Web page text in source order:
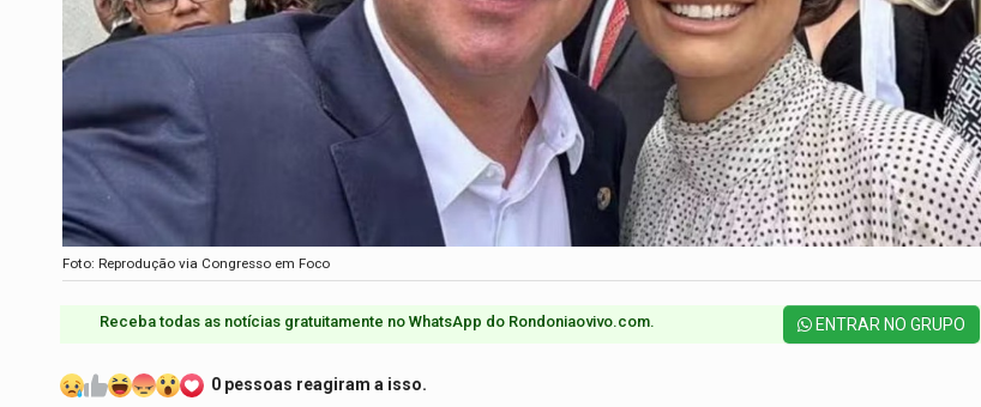
Foto: Reprodução via Congresso em Foco
Receba todas as notícias gratuitamente no WhatsApp do Rondoniaovivo.com.​ ENTRAR NO GRUPO
0 pessoas reagiram a isso.